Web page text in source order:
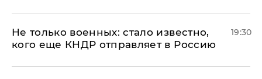
Не только военных: стало известно,
кого еще КНДР отправляет в Россию
19:30